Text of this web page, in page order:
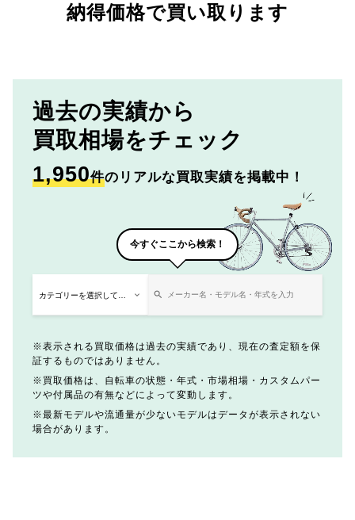
納得価格で買い取ります
過去の実績から
買取相場をチェック
1,950件のリアルな買取実績を掲載中！
今すぐここから検索！
表示される買取価格は過去の実績であり、現在の査定額を保
証するものではありません。
買取価格は、自転車の状態・年式・市場相場・カスタムパー
ツや付属品の有無などによって変動します。
最新モデルや流通量が少ないモデルはデータが表示されない
場合があります。